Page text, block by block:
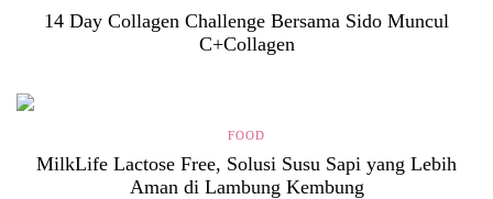
14 Day Collagen Challenge Bersama Sido Muncul
C+Collagen
FOOD
MilkLife Lactose Free, Solusi Susu Sapi yang Lebih
Aman di Lambung Kembung